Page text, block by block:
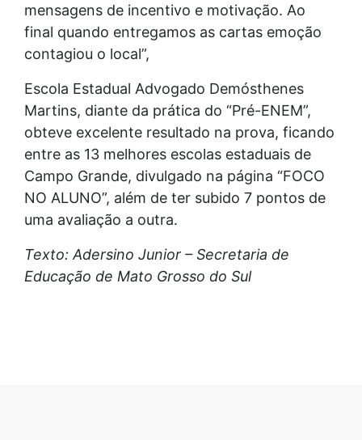
mensagens de incentivo e motivação. Ao
final quando entregamos as cartas emoção
contagiou o local”,
Escola Estadual Advogado Demósthenes
Martins, diante da prática do “Pré-ENEM”,
obteve excelente resultado na prova, ficando
entre as 13 melhores escolas estaduais de
Campo Grande, divulgado na página “FOCO
NO ALUNO”, além de ter subido 7 pontos de
uma avaliação a outra.
Texto: Adersino Junior – Secretaria de
Educação de Mato Grosso do Sul